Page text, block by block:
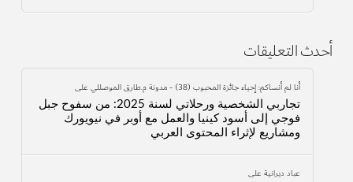
أحدث التعليقات
أنا لم أنساكم: إحياء جائزة المحبوب (38) - مدونة م.طارق الموصللي على
تجاربي الشخصية ورحلاتي لسنة 2025: من سفوح جبل
فوجي إلى أسود كينيا والعمل مع أوبر في نيويورك
ومشاريع لإثراء المحتوى العربي
عباد ديرانيةعلى